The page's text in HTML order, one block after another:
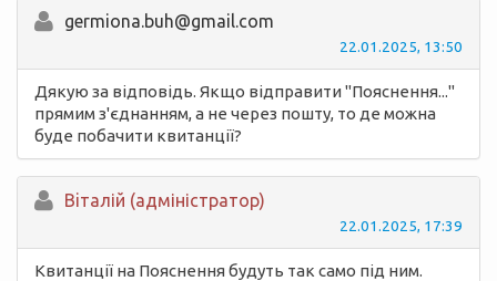
germiona.buh@gmail.com
22.01.2025, 13:50
Дякую за відповідь. Якщо відправити "Пояснення..."
прямим з'єднанням, а не через пошту, то де можна
буде побачити квитанції?
Вiталій (адміністратор)
22.01.2025, 17:39
Квитанції на Пояснення будуть так само під ним.